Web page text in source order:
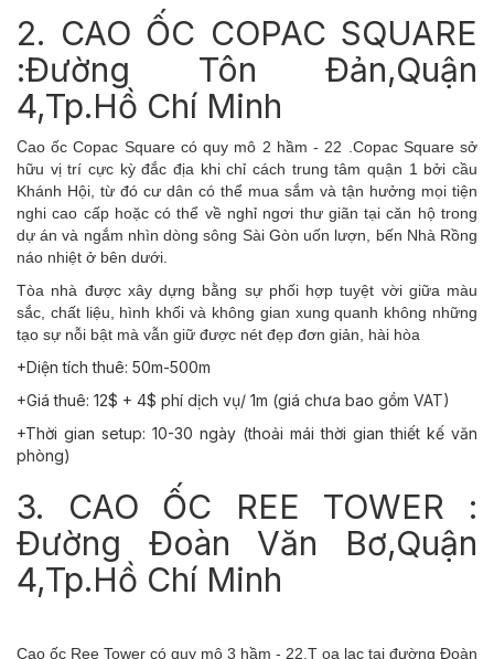
2. CAO ỐC COPAC SQUARE
:Đường Tôn Đản,Quận
4,Tp.Hồ Chí Minh
Cao ốc Copac Square có quy mô 2 hầm - 22 .Copac Square sở
hữu vị trí cực kỳ đắc địa khi chỉ cách trung tâm quận 1 bởi cầu
Khánh Hội, từ đó cư dân có thể mua sắm và tận hưởng mọi tiện
nghi cao cấp hoặc có thể về nghỉ ngơi thư giãn tại căn hộ trong
dự án và ngắm nhìn dòng sông Sài Gòn uốn lượn, bến Nhà Rồng
náo nhiệt ở bên dưới.
Tòa nhà được xây dựng bằng sự phối hợp tuyệt vời giữa màu
sắc, chất liệu, hình khối và không gian xung quanh không những
tạo sự nỗi bật mà vẫn giữ được nét đẹp đơn giản, hài hòa
+Diện tích thuê: 50m-500m
+Giá thuê: 12$ + 4$ phí dịch vụ/ 1m (giá chưa bao gồm VAT)
+Thời gian setup: 10-30 ngày (thoải mái thời gian thiết kế văn
phòng)
3. CAO ỐC REE TOWER :
Đường Đoàn Văn Bơ,Quận
4,Tp.Hồ Chí Minh
Cao ốc Ree Tower có quy mô 3 hầm - 22.T ọa lạc tại đường Đoàn